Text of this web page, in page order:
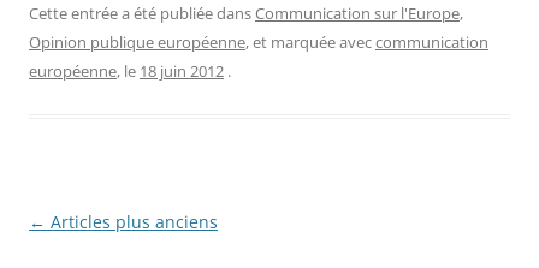
Cette entrée a été publiée dansCommunication sur l'Europe,
Opinion publique européenne, et marquée aveccommunication
européenne, le 18 juin 2012 .
Navigation
← Articles plus anciens